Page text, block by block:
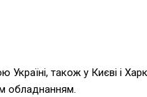
також у Києві і
обладнанням.